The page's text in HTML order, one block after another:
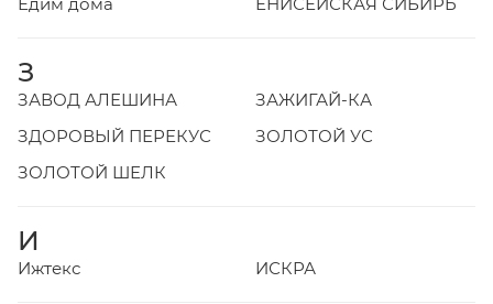
З
ЗАВОД АЛЕШИНА
ЗАЖИГАЙ-КА
ЗДОРОВЫЙ ПЕРЕКУС
ЗОЛОТОЙ УС
ЗОЛОТОЙ ШЕЛК
И
Ижтекс ИСКРА